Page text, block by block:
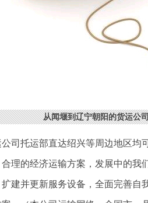
从闻堰到辽宁朝阳的货运公
司托运部直达绍兴等周边地区均
理的经济运输方案，发展中的我
建并更新服务设备，全面完善自